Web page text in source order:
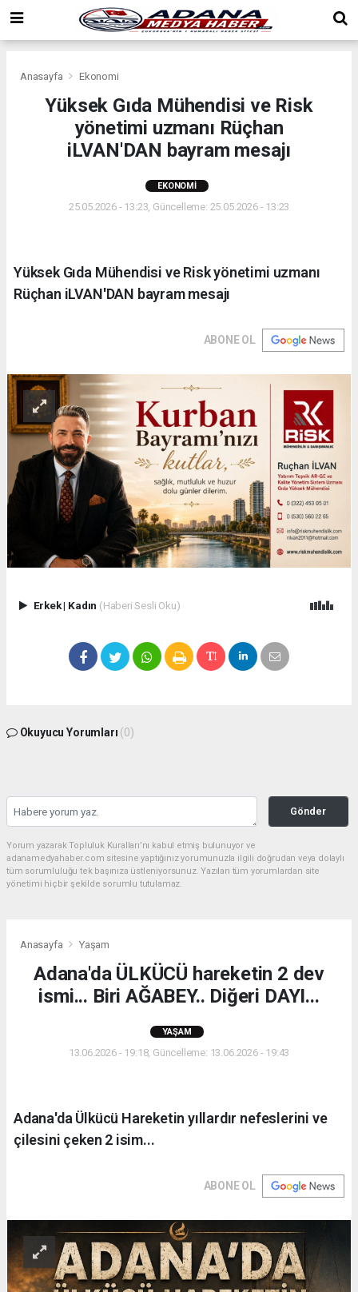
Anasayfa Ekonomi
Yüksek Gıda Mühendisi ve Risk
yönetimi uzmanı Rüçhan
iLVAN'DAN bayram mesajı
EKONOMI
25.05.2026 - 13:23, Güncelleme: 25.05.2026 - 13:23
Yüksek Gıda Mühendisi ve Risk yönetimi uzmanı
Rüçhan iLVAN'DAN bayram mesajı
ABONE OL
Erkek| Kadın (Haberi Sesli Oku)
Okuyucu Yorumları (0)
Gönder
Yorum yazarak Topluluk Kuralları’nı kabul etmiş bulunuyor ve
adanamedyahaber.com sitesine yaptığınız yorumunuzla ilgili doğrudan veya dolaylı
tüm sorumluluğu tek başınıza üstleniyorsunuz. Yazılan tüm yorumlardan site
yönetimi hiçbir şekilde sorumlu tutulamaz.
Anasayfa Yaşam
Adana'da ÜLKÜCÜ hareketin 2 dev
ismi... Biri AĞABEY.. Diğeri DAYI...
YAŞAM
13.06.2026 - 19:18, Güncelleme: 13.06.2026 - 19:43
Adana'da Ülkücü Hareketin yıllardır nefeslerini ve
çilesini çeken 2 isim...
ABONE OL